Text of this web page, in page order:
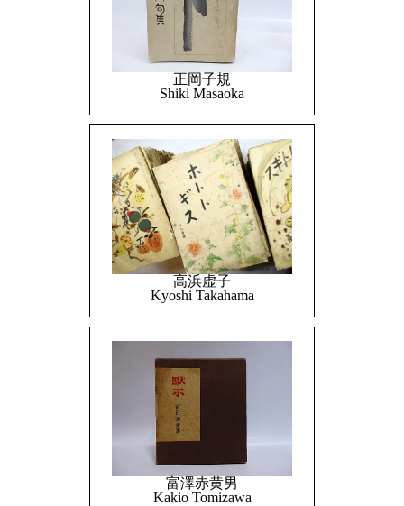
正岡子規
Shiki Masaoka
高浜虚子
Kyoshi Takahama
富澤赤黄男
Kakio Tomizawa